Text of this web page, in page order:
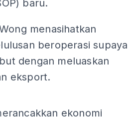
baru.
menasihatkan
beroperasi supaya
dengan meluaskan
eksport.
ekonomi